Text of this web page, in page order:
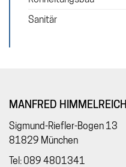
Sanitär
MANFRED HIMMELREICH
Sigmund-Riefler-Bogen 13
81829 München
Tel: 089 4801341